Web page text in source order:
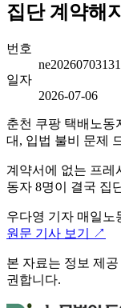
집단 계약해
번호
일자
2026-07-06
춘천 쿠팡 택배노동
대, 입법 불비 문제
계약서에 없는 프레
동자 8명이 결국 집
우다영 기자 매일노
원문 기사 보기 ↗
본 자료는 정보 제
권합니다.